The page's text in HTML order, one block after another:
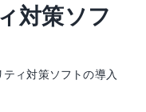
対策ソフ
ィ対策ソフトの導入